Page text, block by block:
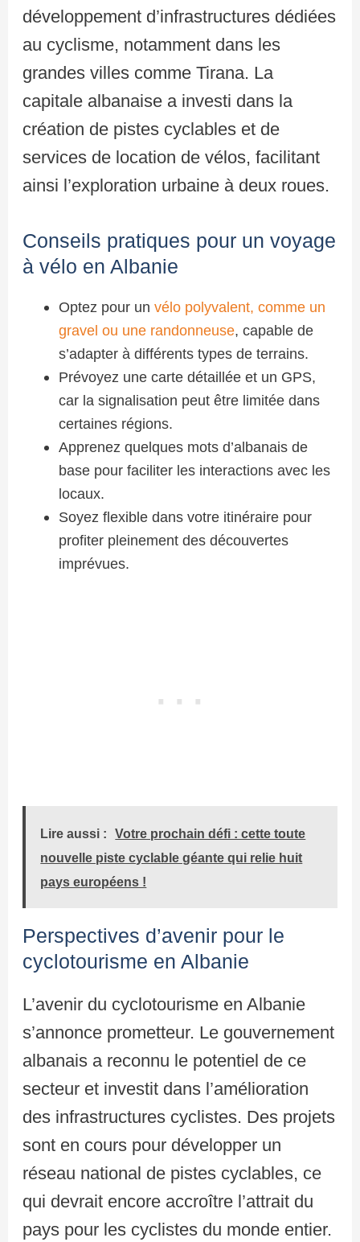
développement d’infrastructures dédiées
au cyclisme, notamment dans les
grandes villes comme Tirana. La
capitale albanaise a investi dans la
création de pistes cyclables et de
services de location de vélos, facilitant
ainsi l’exploration urbaine à deux roues.
Conseils pratiques pour un voyage
à vélo en Albanie
Optez pour unvélo polyvalent, comme un
gravel ou une randonneuse, capable de
s’adapter à différents types de terrains.
Prévoyez une carte détaillée et un GPS,
car la signalisation peut être limitée dans
certaines régions.
Apprenez quelques mots d’albanais de
base pour faciliter les interactions avec les
locaux.
Soyez flexible dans votre itinéraire pour
profiter pleinement des découvertes
imprévues.
Lire aussi :
Votre prochain défi : cette toute
nouvelle piste cyclable géante qui relie huit
pays européens !
Perspectives d’avenir pour le
cyclotourisme en Albanie
L’avenir du cyclotourisme en Albanie
s’annonce prometteur. Le gouvernement
albanais a reconnu le potentiel de ce
secteur et investit dans l’amélioration
des infrastructures cyclistes. Des projets
sont en cours pour développer un
réseau national de pistes cyclables, ce
qui devrait encore accroître l’attrait du
pays pour les cyclistes du monde entier.